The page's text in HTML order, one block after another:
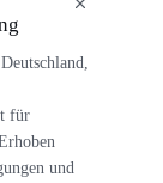
für
und